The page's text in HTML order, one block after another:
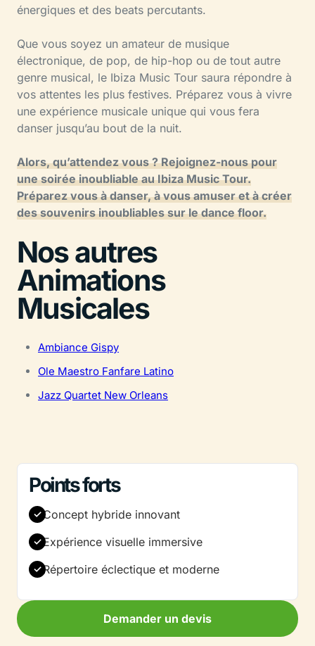
énergiques et des beats percutants.
Que vous soyez un amateur de musique
électronique, de pop, de hip-hop ou de tout autre
genre musical, le Ibiza Music Tour saura répondre à
vos attentes les plus festives. Préparez vous à vivre
une expérience musicale unique qui vous fera
danser jusqu’au bout de la nuit.
Alors, qu’attendez vous ? Rejoignez-nous pour
une soirée inoubliable au Ibiza Music Tour.
Préparez vous à danser, à vous amuser et à créer
des souvenirs inoubliables sur le dance floor.
Nos autres
Animations
Musicales
Ambiance Gispy
Ole Maestro Fanfare Latino
Jazz Quartet New Orleans
Points forts
Concept hybride innovant
Expérience visuelle immersive
Répertoire éclectique et moderne
Demander un devis